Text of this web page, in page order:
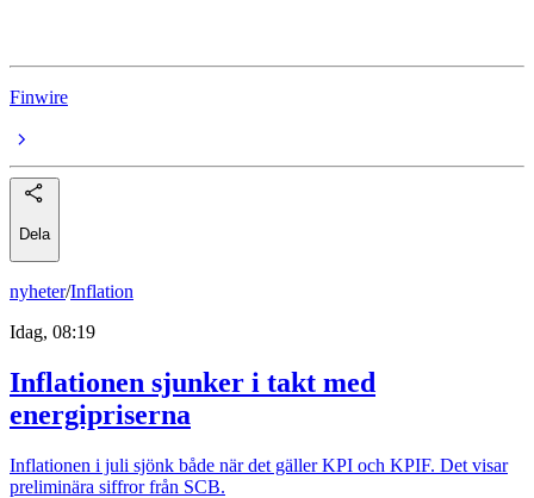
Finwire
Dela
nyheter/Inflation
Idag, 08:19
Inflationen sjunker i takt med
energipriserna
Inflationen i juli sjönk både när det gäller KPI och KPIF. Det visar
preliminära siffror från SCB.